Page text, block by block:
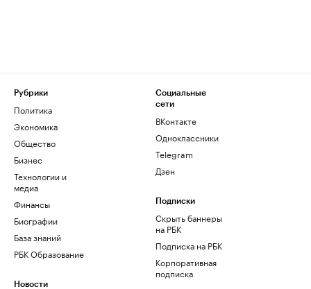
Рубрики
Политика
Экономика
Общество
Бизнес
Технологии и
медиа
Финансы
Биографии
База знаний
РБК Образование
Новости
Социальные
сети
ВКонтакте
Одноклассники
Telegram
Дзен
Подписки
Скрыть баннеры
на РБК
Подписка на РБК
Корпоративная
подписка